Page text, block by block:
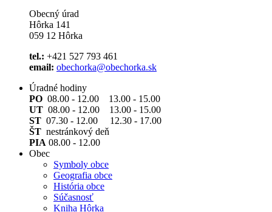
Obecný úrad
Hôrka 141
059 12 Hôrka
tel.: +421 527 793 461
email: obechorka@obechorka.sk
Úradné hodiny
PO 08.00 - 12.00 13.00 - 15.00
UT 08.00 - 12.00 13.00 - 15.00
ST 07.30 - 12.00 12.30 - 17.00
ŠT nestránkový deň
PIA 08.00 - 12.00
Obec
Symboly obce
Geografia obce
História obce
Súčasnosť
Kniha Hôrka